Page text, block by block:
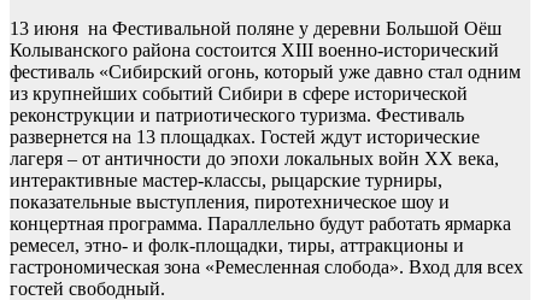
13 июня на Фестивальной поляне у деревни Большой Оёш
Колыванского района состоится XIII военно-исторический
фестиваль «Сибирский огонь, который уже давно стал одним
из крупнейших событий Сибири в сфере исторической
реконструкции и патриотического туризма. Фестиваль
развернется на 13 площадках. Гостей ждут исторические
лагеря – от античности до эпохи локальных войн XX века,
интерактивные мастер-классы, рыцарские турниры,
показательные выступления, пиротехническое шоу и
концертная программа. Параллельно будут работать ярмарка
ремесел, этно- и фолк-площадки, тиры, аттракционы и
гастрономическая зона «Ремесленная слобода». Вход для всех
гостей свободный.